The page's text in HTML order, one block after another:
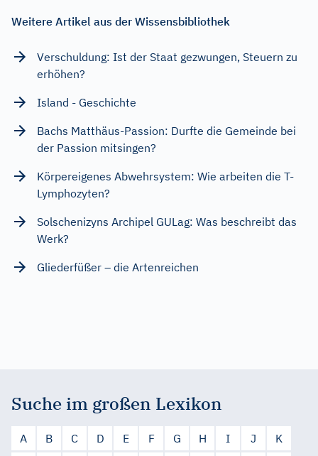
Weitere Artikel aus der Wissensbibliothek
Verschuldung: Ist der Staat gezwungen, Steuern zu
erhöhen?
Island - Geschichte
Bachs Matthäus-Passion: Durfte die Gemeinde bei
der Passion mitsingen?
Körpereigenes Abwehrsystem: Wie arbeiten die T-
Lymphozyten?
Solschenizyns Archipel GULag: Was beschreibt das
Werk?
Gliederfüßer – die Artenreichen
Suche im großen Lexikon
A B C D E F G H I J
K